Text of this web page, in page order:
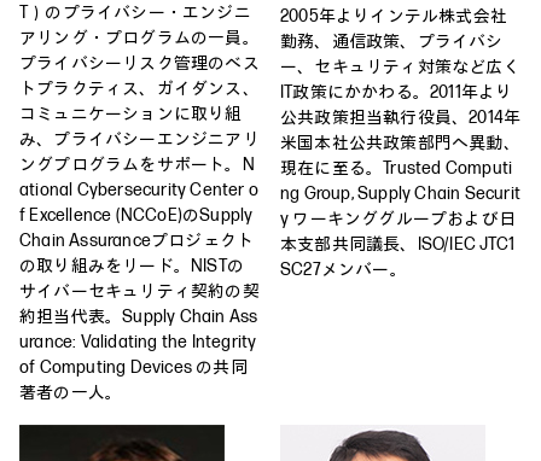
T）のプライバシー・エンジニ
アリング・プログラムの一員。
プライバシーリスク管理のベス
トプラクティス、ガイダンス、
コミュニケーションに取り組
み、プライバシーエンジニアリ
ングプログラムをサポート。N
ational Cybersecurity Center o
f Excellence (NCCoE)のSupply
Chain Assuranceプロジェクト
の取り組みをリード。NISTの
サイバーセキュリティ契約の契
約担当代表。Supply Chain Ass
urance: Validating the Integrity
of Computing Devices の共同
著者の一人。
2005年よりインテル株式会社
勤務、通信政策、プライバシ
ー、セキュリティ対策など広く
IT政策にかかわる。2011年より
公共政策担当執行役員、2014年
米国本社公共政策部門へ異動、
現在に至る。Trusted Computi
ng Group, Supply Chain Securit
y ワーキンググループおよび日
本支部共同議長、ISO/IEC JTC1
SC27メンバー。